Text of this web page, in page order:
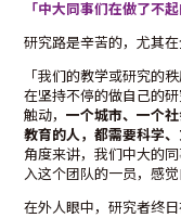
「中大同事们在做了不起
研究路是辛苦的，尤其
「我们的教学或研究的
在坚持不停的做自己的
触动，一个城市、一个
教育的人，都需要科学
角度来讲，我们中大的
入这个团队的一员，感
在外人眼中，研究者终